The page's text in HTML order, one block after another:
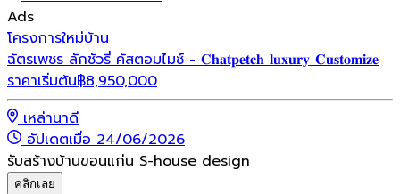
Ads
โครงการใหม่บ้าน
ฉัตรเพชร ลักชัวรี่ คัสตอมไมซ์ - 𝐂𝐡𝐚𝐭𝐩𝐞𝐭𝐜𝐡 𝐥𝐮𝐱𝐮𝐫𝐲 𝐂𝐮𝐬𝐭𝐨𝐦𝐢𝐳𝐞
ราคาเริ่มต้น฿8,950,000
เหล่านาดี
อัปเดตเมื่อ 24/06/2026
รับสร้างบ้านขอนแก่น S-house design
คลิกเลย